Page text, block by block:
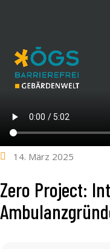
14. März 2025
Zero Project: